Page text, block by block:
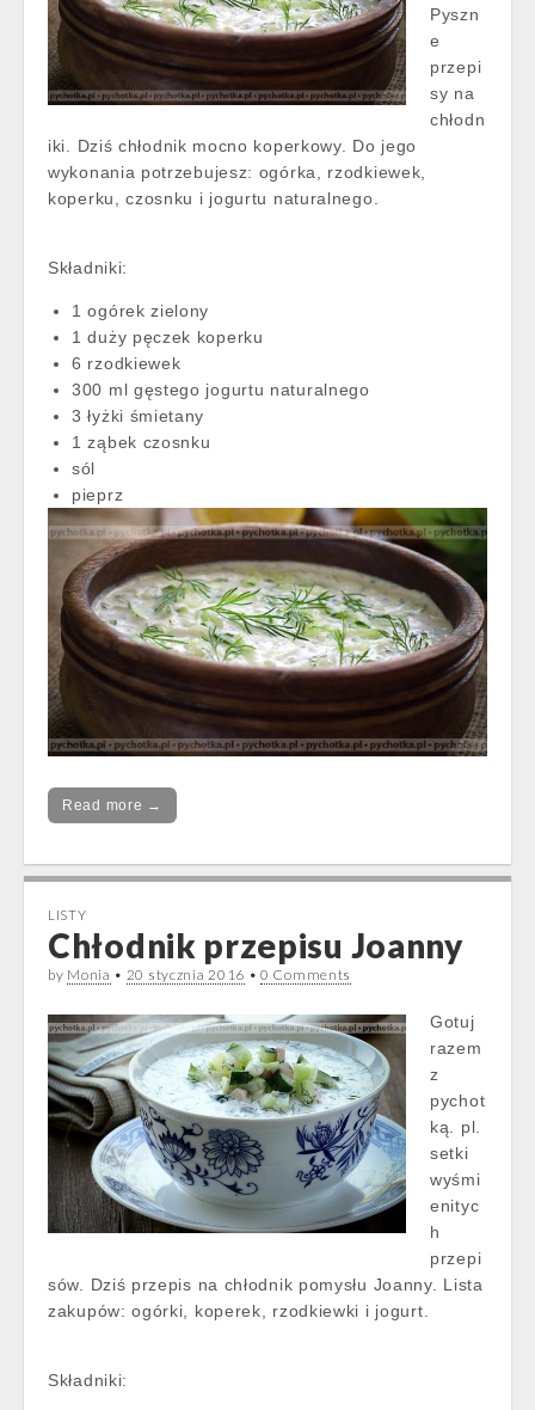
Pyszn
e
przepi
sy na
chłodn
iki. Dziś chłodnik mocno koperkowy. Do jego
wykonania potrzebujesz: ogórka, rzodkiewek,
koperku, czosnku i jogurtu naturalnego.
Składniki:
1 ogórek zielony
1 duży pęczek koperku
6 rzodkiewek
300 ml gęstego jogurtu naturalnego
3 łyżki śmietany
1 ząbek czosnku
sól
pieprz
Read more →
LISTY
Chłodnik przepisu Joanny
by Monia • 20 stycznia 2016 •0 Comments
Gotuj
razem
z
pychot
ką. pl.
setki
wyśmi
enityc
h
przepi
sów. Dziś przepis na chłodnik pomysłu Joanny. Lista
zakupów: ogórki, koperek, rzodkiewki i jogurt.
Składniki: